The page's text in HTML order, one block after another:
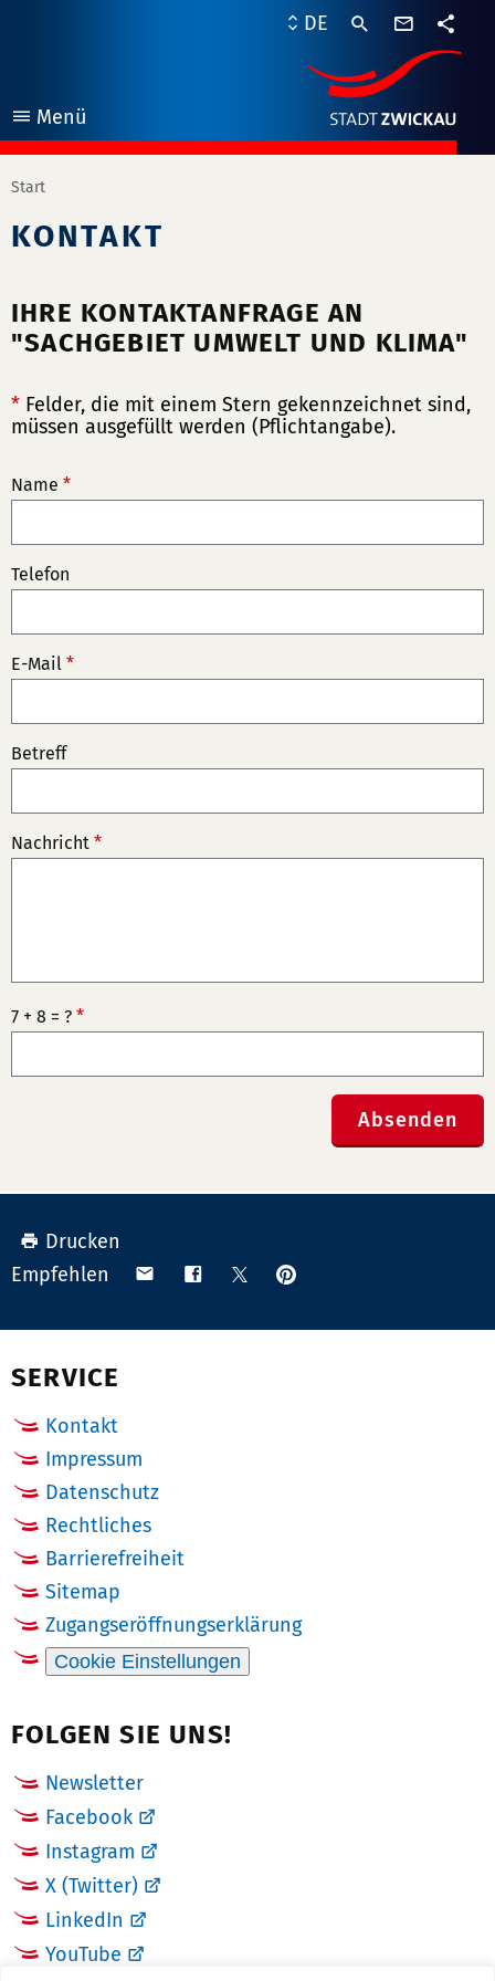
Menü
öffnen
DE
Start
KONTAKT
IHRE KONTAKTANFRAGE AN
"SACHGEBIET UMWELT UND KLIMA"
* Felder, die mit einem Stern gekennzeichnet sind,
müssen ausgefüllt werden (Pflichtangabe).
Name *
Telefon
E-Mail *
Betreff
Nachricht *
7 + 8 = ? *
Absenden
Drucken
Empfehlen
Teilen Teilen TeilenAnpinnen
SERVICE
Kontakt
Impressum
Datenschutz
Rechtliches
Barrierefreiheit
Sitemap
Zugangseröffnungserklärung
Cookie Einstellungen
FOLGEN SIE UNS!
Newsletter
Facebook
Instagram
X (Twitter)
LinkedIn
YouTube